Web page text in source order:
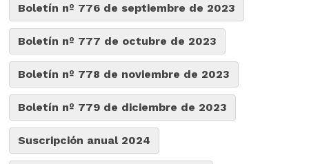
Boletín nº 776 de septiembre de 2023
Boletín nº 777 de octubre de 2023
Boletín nº 778 de noviembre de 2023
Boletín nº 779 de diciembre de 2023
Suscripción anual 2024